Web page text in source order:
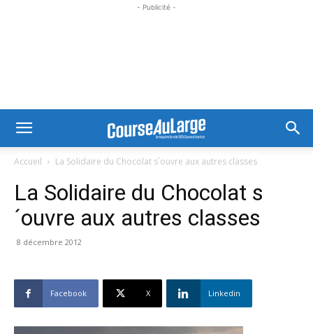
- Publicité -
Accueil La Solidaire du Chocolat s´ouvre aux autres classes
La Solidaire du Chocolat s
´ouvre aux autres classes
8 décembre 2012
Facebook X Linkedin